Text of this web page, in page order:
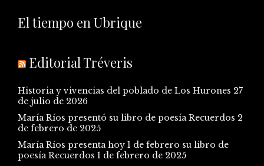
El tiempo en Ubrique
Editorial Tréveris
Historia y vivencias del poblado de Los Hurones 27
de julio de 2026
María Ríos presentó su libro de poesía Recuerdos 2
de febrero de 2025
María Ríos presenta hoy 1 de febrero su libro de
poesía Recuerdos 1 de febrero de 2025